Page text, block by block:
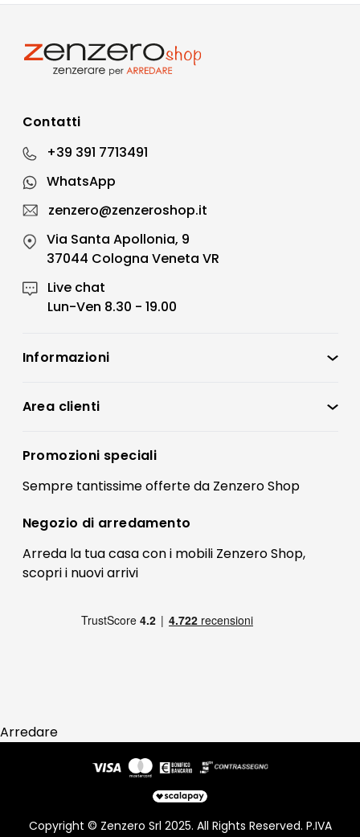
Contatti
+39 391 7713491
WhatsApp
zenzero@zenzeroshop.it
Via Santa Apollonia, 9
37044 Cologna Veneta VR
Live chat
Lun-Ven 8.30 - 19.00
Informazioni
Condizioni di vendita
Preferenze Cookies
Termini e condizioni
Contatti
FAQ
Pagamenti
Area clienti
Registrati
Il mio account
Promozioni speciali
Sempre tantissimeofferteda Zenzero Shop
Negozio di arredamento
Arreda la tua casa con i mobili Zenzero Shop,
scopri i nuovi arrivi
Arredare
Copyright © Zenzero Srl 2025. All Rights Reserved. P.IVA